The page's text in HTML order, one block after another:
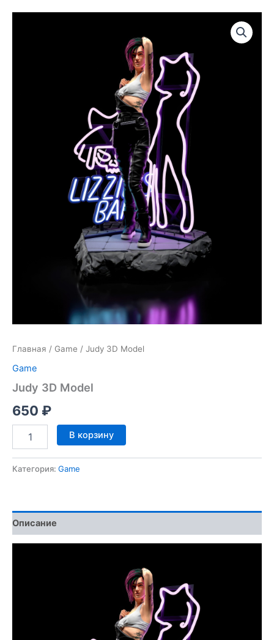
Главная / Game / Judy 3D Model
Game
Judy 3D Model
650 ₽
Количество
товара
3D
В корзину
Категория: Game
Описание